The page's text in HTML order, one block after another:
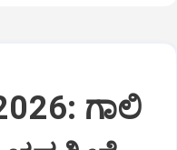
ಗಾಲಿ